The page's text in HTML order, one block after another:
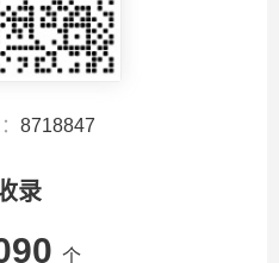
8718847
录
个